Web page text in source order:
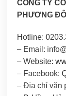
CÔNG TY
PHƯƠNG
Hotline:
– Email:
– Website:
– Facebook:
– Địa chỉ văn